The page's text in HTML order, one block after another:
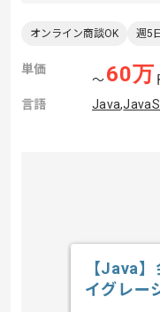
オンライン商談OK 週5日
単価
〜60万
言語
Java,
【Java
イグレー